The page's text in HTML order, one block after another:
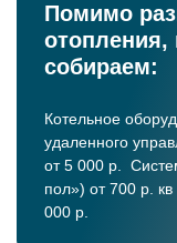
Помимо
Котельное
удаленного
от 5 000 р.
пол») от 700 р.
000 р.